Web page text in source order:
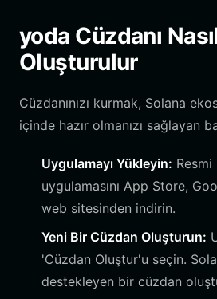
yoda Cüzdanı
Oluşturulur
Cüzdanınızı kurmak, Solana
içinde hazır olmanızı sağlayan
Uygulamayı Yükleyin:
uygulamasını App Store,
web sitesinden indirin.
Yeni Bir Cüzdan Oluşturun:
'Cüzdan Oluştur'u seçin.
destekleyen bir cüzdan